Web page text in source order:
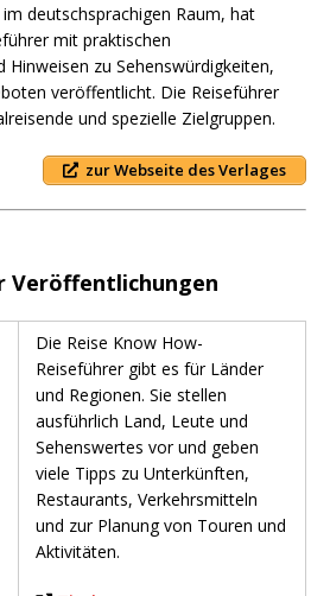
deutschsprachigen Raum, hat
mit praktischen
Hinweisen zu Sehenswürdigkeiten,
veröffentlicht. Die Reiseführer
und spezielle Zielgruppen.
zur Webseite des Verlages
Veröffentlichungen
Die Reise Know How-
Reiseführer gibt es für Länder
und Regionen. Sie stellen
ausführlich Land, Leute und
Sehenswertes vor und geben
viele Tipps zu Unterkünften,
Restaurants, Verkehrsmitteln
und zur Planung von Touren und
Aktivitäten.